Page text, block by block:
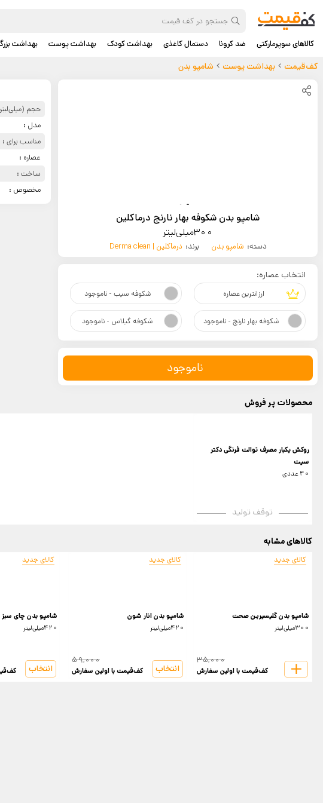
کالاهای سوپرمارکتی ضد کرونا دستمال کاغذی بهداشت کودک بهداشت پوست بهداشت
کف‌قیمت بهداشت پوست شامپو بدن
شامپو بدن شکوفه بهار نارنج درماکلین
300میلی‌لیتر
دسته: شامپو بدن برند: درماکلین | Derma clean
انتخاب عصاره:
ارزانترین عصاره شکوفه سیب - ناموجود
شکوفه بهار نارنج - ناموجود شکوفه گیلاس - ناموجود
ناموجود
حجم
مدل :
مناسب برای :
عصاره :
ساخت :
مخصوص :
محصولات پر فروش
روکش یکبار مصرف توالت فرنگی دکتر
سیت
40 عددی
توقف تولید
کالاهای مشابه
کالای جدید
شامپو بدن گلیسیرین صحت
300میلی‌لیتر
35,000
کف‌قیمت با اولین سفارش
کالای جدید
شامپو بدن انار شون
420میلی‌لیتر
59,000
کف‌قیمت با اولین سفارش انتخاب
کالای جدید
شامپو بدن چای سبز
420میلی‌لیتر
انتخاب